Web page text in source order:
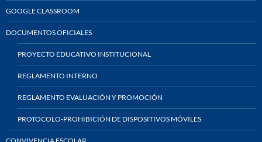
GOOGLE CLASSROOM
DOCUMENTOS OFICIALES
PROYECTO EDUCATIVO INSTITUCIONAL
REGLAMENTO INTERNO
REGLAMENTO EVALUACIÓN Y PROMOCIÓN
PROTOCOLO-PROHIBICIÓN DE DISPOSITIVOS MÓVILES